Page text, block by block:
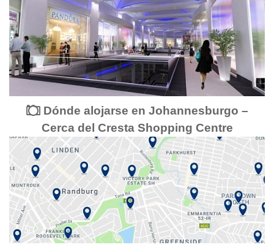
Dónde alojarse en Johannesburgo –
Cerca del Cresta Shopping Centre